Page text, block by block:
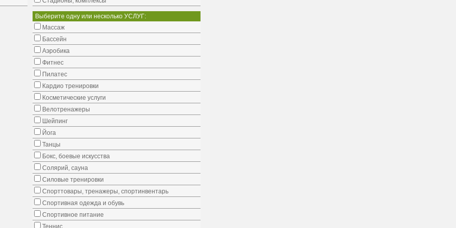
Выберите одну или несколько УСЛУГ:
Массаж
Бассейн
Аэробика
Фитнес
Пилатес
Кардио тренировки
Косметические услуги
Велотренажеры
Шейпинг
Йога
Танцы
Бокс, боевые искусства
Солярий, сауна
Силовые тренировки
Спорттовары, тренажеры, спортинвентарь
Спортивная одежда и обувь
Спортивное питание
Теннис